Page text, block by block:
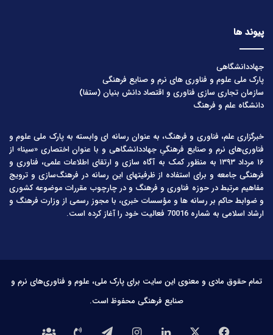
پیوند ها
جهاددانشگاهی
پارک ملی علوم و فناوری های نرم و صنایع فرهنگی
سازمان تجاری سازی فناوری و اقتصاد دانش بنیان (ستفا)
دانشگاه علم و فرهنگ
خبرگزاری علم، فناوری و فرهنگ، به عنوان رسانه ای وابسته به پارک ملی علوم و
فناوری‌های نرم و صنایع فرهنگیِ جهاددانشگاهی و با عنوان اختصاری «سینا» از
۱۶ مرداد ۱۳۹۳ به منظور کمک به آگاه سازی و ارتقای اطلاعات علمی، فناوری و
فرهنگی جامعه و برای استفاده از ظرفیتهای این رسانه در فرهنگ‌سازی و ترویج
مفاهیم مرتبط در حوزه فناوری و فرهنگ و در چارچوب مقررات موضوعه کشوری
و ضوابط حاکم بر رسانه ها و مؤسسات خبری، با مجوز رسمی از وزارت فرهنگ و
ارشاد اسلامی به شماره 70016 فعالیت خود را آغاز کرده است.
تمام حقوق مادی و معنوی این سایت برای پارک ملی، علوم و فناوری‌های نرم و
صنایع فرهنگی محفوظ است.
فیس لینکدیناینستاگرامتلگرام